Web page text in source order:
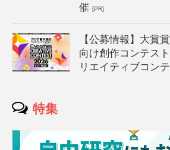
催[PR]
【公募情報】大賞
向け創作コンテス
リエイティブコン
特集